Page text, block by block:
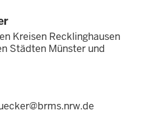
Kreisen Recklinghausen
Städten Münster und